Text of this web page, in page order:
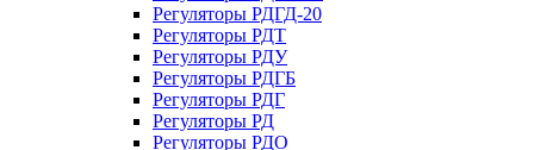
Регуляторы РДГД-20
Регуляторы РДТ
Регуляторы РДУ
Регуляторы РДГБ
Регуляторы РДГ
Регуляторы РД
Регуляторы РДО